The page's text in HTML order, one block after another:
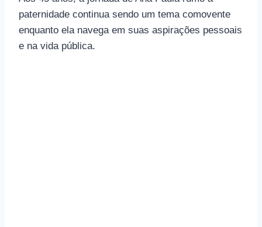
paternidade continua sendo um tema comovente
enquanto ela navega em suas aspirações pessoais
e na vida pública.